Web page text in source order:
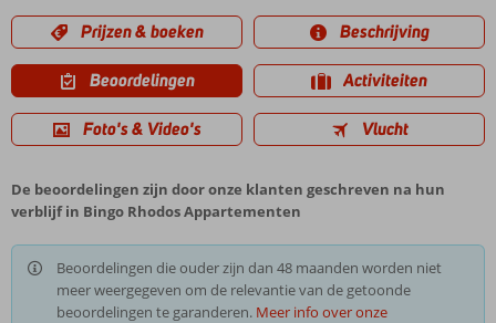
Prijzen & boeken Beschrijving
Beoordelingen Activiteiten
Foto's & Video's Vlucht
De beoordelingen zijn door onze klanten geschreven na hun
verblijf in Bingo Rhodos Appartementen
Beoordelingen die ouder zijn dan 48 maanden worden niet
meer weergegeven om de relevantie van de getoonde
beoordelingen te garanderen. Meer info over onze